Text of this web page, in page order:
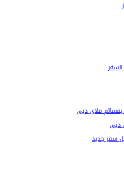
بقسائم فلاي دبي
دبي